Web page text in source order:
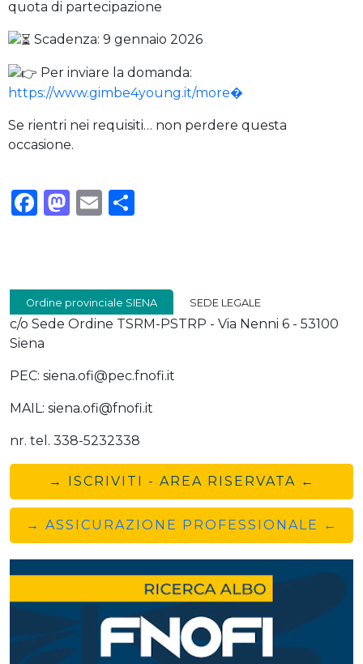
quota di partecipazione
Scadenza: 9 gennaio 2026
Per inviare la domanda:
https://www.gimbe4young.it/more�
Se rientri nei requisiti… non perdere questa
occasione.
Facebook
Mastodon
Email
Ordine provinciale SIENA SEDE LEGALE
c/o Sede Ordine TSRM-PSTRP - Via Nenni 6 - 53100
Siena
PEC: siena.ofi@pec.fnofi.it
MAIL: siena.ofi@fnofi.it
nr. tel. 338-5232338
→ ISCRIVITI - AREA RISERVATA ←
→ ASSICURAZIONE PROFESSIONALE ←